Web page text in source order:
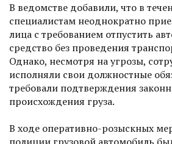
В ведомстве добавили, что в
специалистам неоднократно
лица с требованием отпустить
средство без проведения
Однако, несмотря на угрозы,
исполняли свои должностные
требовали подтверждения
происхождения груза.
В ходе оперативно-розыскных